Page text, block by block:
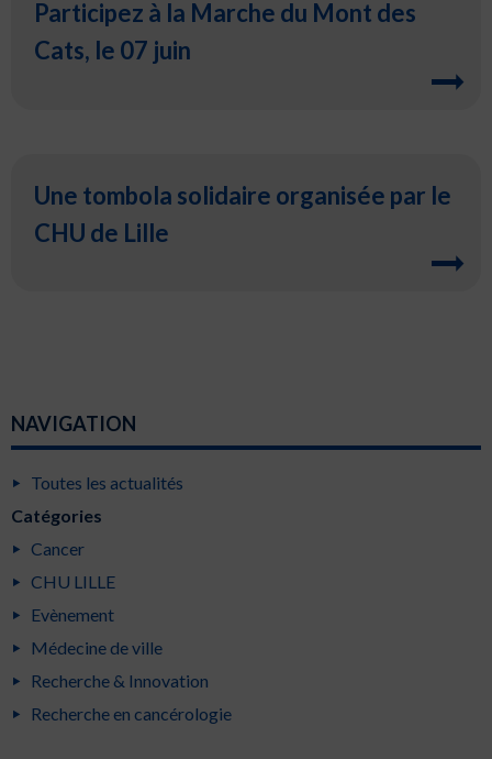
Participez à la Marche du Mont des
Cats, le 07 juin
Une tombola solidaire organisée par le
CHU de Lille
NAVIGATION
Toutes les actualités
Catégories
Cancer
CHU LILLE
Evènement
Médecine de ville
Recherche & Innovation
Recherche en cancérologie